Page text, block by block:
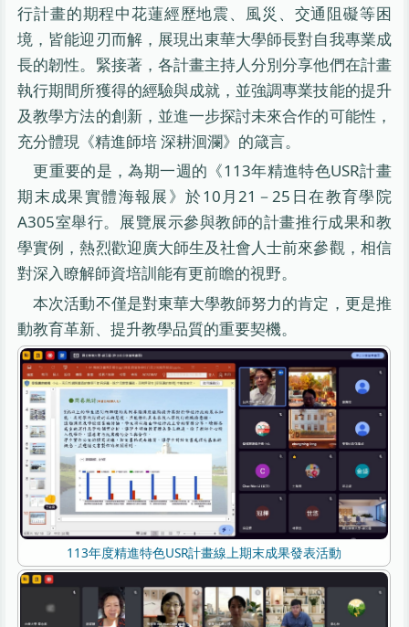
行計畫的期程中花蓮經歷地震、風災、交通阻礙等困
境，皆能迎刃而解，展現出東華大學師長對自我專業成
長的韌性。緊接著，各計畫主持人分別分享他們在計畫
執行期間所獲得的經驗與成就，並強調專業技能的提升
及教學方法的創新，並進一步探討未來合作的可能性，
充分體現《精進師培 深耕洄瀾》的箴言。
更重要的是，為期一週的《113年精進特色USR計畫
期末成果實體海報展》於10月21－25日在教育學院
A305室舉行。展覽展示參與教師的計畫推行成果和教
學實例，熱烈歡迎廣大師生及社會人士前來參觀，相信
對深入瞭解師資培訓能有更前瞻的視野。
本次活動不僅是對東華大學教師努力的肯定，更是推
動教育革新、提升教學品質的重要契機。
113年度精進特色USR計畫線上期末成果發表活動